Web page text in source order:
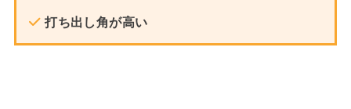
打ち出し角が高い